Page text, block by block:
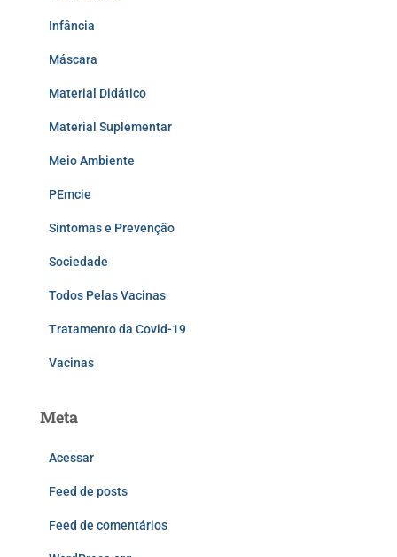
Infância
Máscara
Material Didático
Material Suplementar
Meio Ambiente
PEmcie
Sintomas e Prevenção
Sociedade
Todos Pelas Vacinas
Tratamento da Covid-19
Vacinas
Meta
Acessar
Feed de posts
Feed de comentários